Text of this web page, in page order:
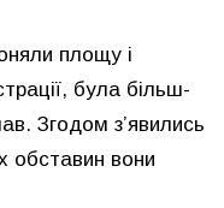
площу і
була більш-
Згодом з’явились
обставин вони